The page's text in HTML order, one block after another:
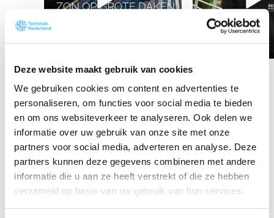
Deze website maakt gebruik van cookies
We gebruiken cookies om content en advertenties te
personaliseren, om functies voor social media te bieden
en om ons websiteverkeer te analyseren. Ook delen we
informatie over uw gebruik van onze site met onze
partners voor social media, adverteren en analyse. Deze
partners kunnen deze gegevens combineren met andere
informatie die u aan ze heeft verstrekt of die ze hebben
verzameld op basis van uw gebruik van hun services.
Zonnewarmte